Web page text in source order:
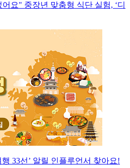
요" 중장년 맞춤형 식단 실험, ‘디
33선’ 알릴 인플루언서 찾아요!